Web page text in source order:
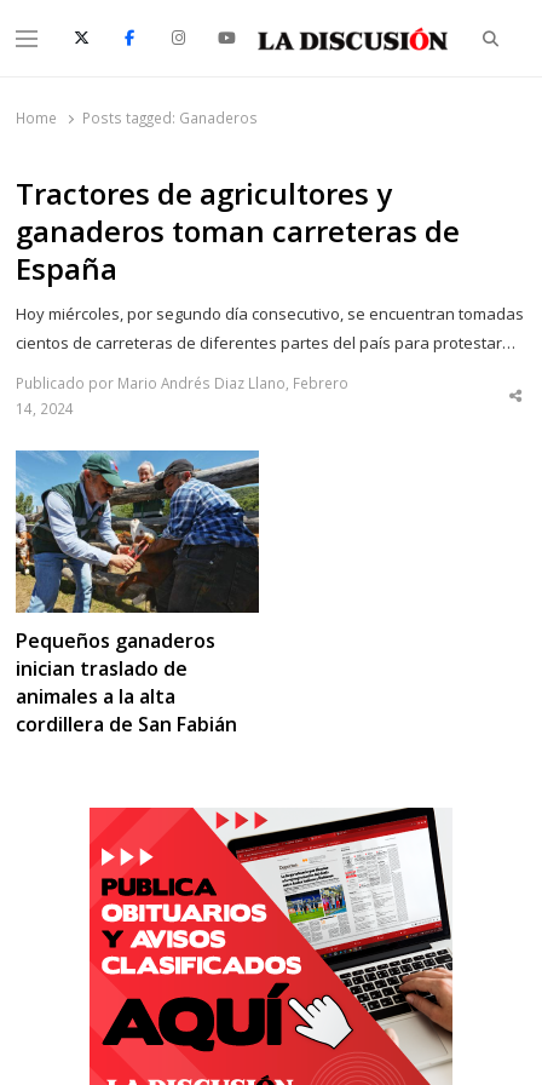
Menu
Home Posts tagged: Ganaderos
Tractores de agricultores y
ganaderos toman carreteras de
España
Hoy miércoles, por segundo día consecutivo, se encuentran tomadas
cientos de carreteras de diferentes partes del país para protestar…
Publicado por Mario Andrés Diaz Llano, Febrero
14, 2024
Pequeños ganaderos
inician traslado de
animales a la alta
cordillera de San Fabián